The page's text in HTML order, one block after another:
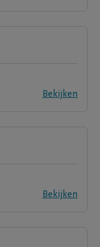
Bekijken
Bekijken